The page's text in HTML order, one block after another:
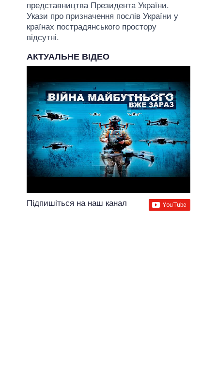
представництва Президента України.
Укази про призначення послів України у
країнах пострадянського простору
відсутні.
АКТУАЛЬНЕ ВІДЕО
Підпишіться на наш канал